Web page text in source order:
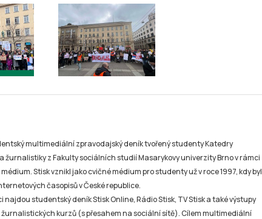
multimediální zpravodajský deník tvořený studenty Katedry
žurnalistiky z Fakulty sociálních studií Masarykovy univerzity Brno v rámci
Stisk vznikl jako cvičné médium pro studenty už v roce 1997, kdy byl
časopisů v České republice.
studentský deník Stisk Online, Rádio Stisk, TV Stisk a také výstupy
kurzů (s přesahem na sociální sítě). Cílem multimediální